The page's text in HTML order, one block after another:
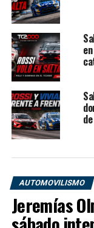
El homenaje del
histórica. Fue un
mantener viva la
años, ya había
nombre sigue
talento natural y a
Zonda”, donde
tragedia.
nacional
La historia de
parte importante
AUTOMOVILISMO
Jeremías